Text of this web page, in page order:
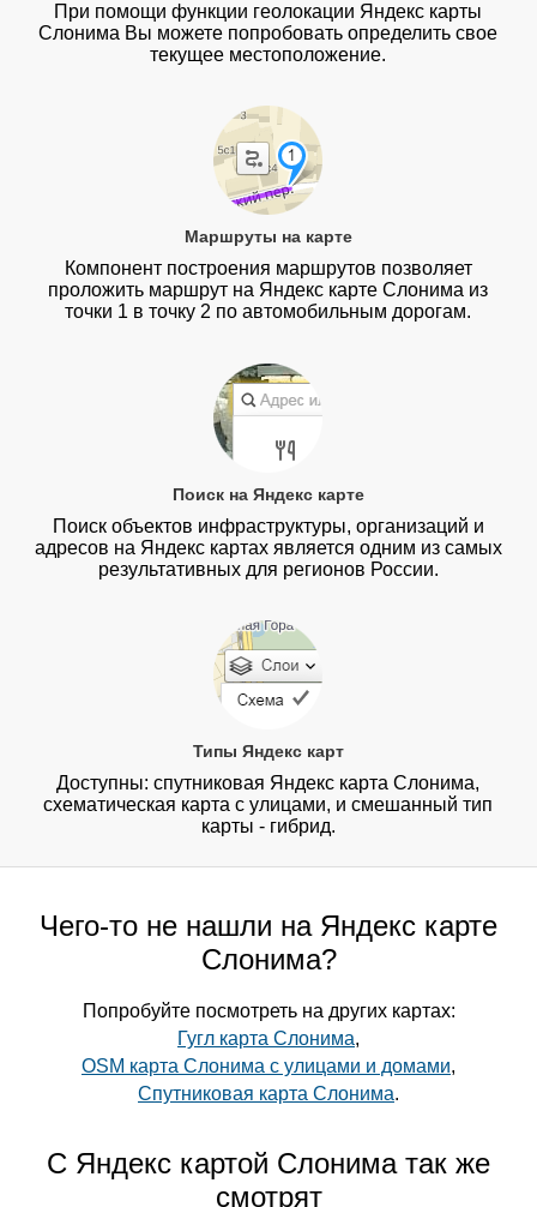
При помощи функции геолокации Яндекс карты
Слонима Вы можете попробовать определить свое
текущее местоположение.
Маршруты на карте
Компонент построения маршрутов позволяет
проложить маршрут на Яндекс карте Слонима из
точки 1 в точку 2 по автомобильным дорогам.
Поиск на Яндекс карте
Поиск объектов инфраструктуры, организаций и
адресов на Яндекс картах является одним из самых
результативных для регионов России.
Типы Яндекс карт
Доступны: спутниковая Яндекс карта Слонима,
схематическая карта с улицами, и смешанный тип
карты - гибрид.
Чего-то не нашли на Яндекс карте
Слонима?
Попробуйте посмотреть на других картах:
Гугл карта Слонима,
OSM карта Слонима с улицами и домами,
Спутниковая карта Слонима.
С Яндекс картой Слонима так же
смотрят